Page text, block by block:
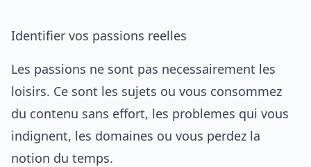
Identifier vos passions reelles
Les passions ne sont pas necessairement les
loisirs. Ce sont les sujets ou vous consommez
du contenu sans effort, les problemes qui vous
indignent, les domaines ou vous perdez la
notion du temps.